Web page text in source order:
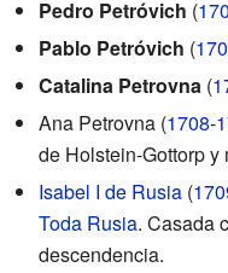
Pedro Petróvich (
Pablo Petróvich (
Catalina Petrovna (
Ana Petrovna (1708-
de Holstein-Gottorp y
Isabel I de Rusia (
Toda Rusia. Casada
descendencia.